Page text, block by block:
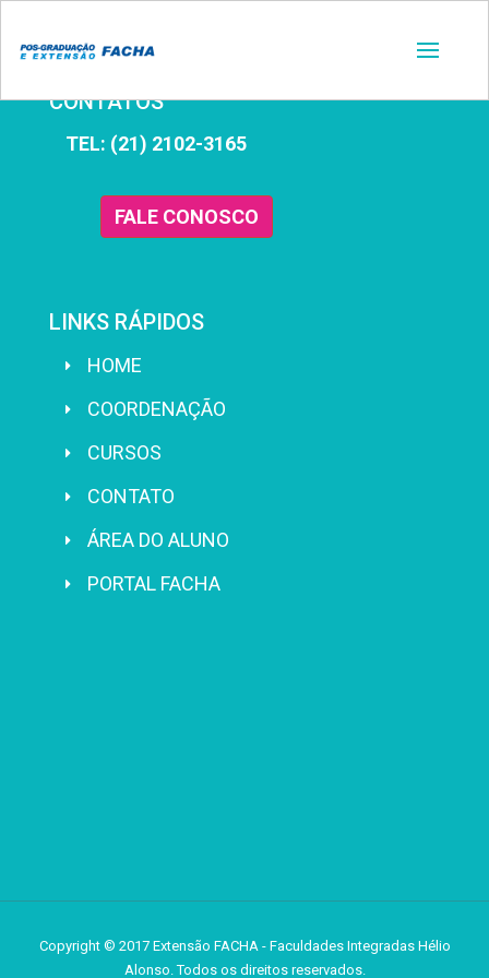
CONTATOS
TEL: (21) 2102-3165
FALE CONOSCO
LINKS RÁPIDOS
HOME
COORDENAÇÃO
CURSOS
CONTATO
ÁREA DO ALUNO
PORTAL FACHA
Copyright © 2017 Extensão FACHA - Faculdades Integradas Hélio
Alonso. Todos os direitos reservados.